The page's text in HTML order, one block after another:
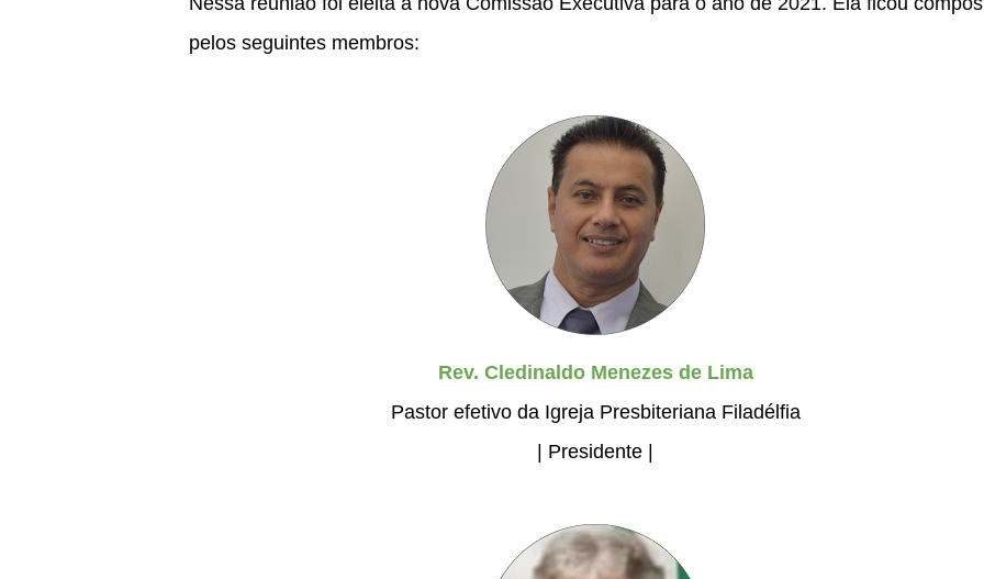
pelos seguintes membros:
Rev. Cledinaldo Menezes de Lima
Pastor efetivo da Igreja Presbiteriana Filadélfia
| Presidente |